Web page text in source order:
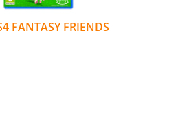
FANTASY FRIENDS